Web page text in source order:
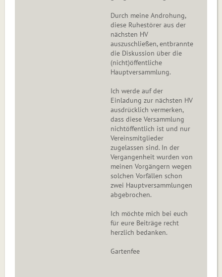
Durch meine Androhung,
diese Ruhestörer aus der
nächsten HV
auszuschließen, entbrannte
die Diskussion über die
(nicht)öffentliche
Hauptversammlung.
Ich werde auf der
Einladung zur nächsten HV
ausdrücklich vermerken,
dass diese Versammlung
nichtöffentlich ist und nur
Vereinsmitglieder
zugelassen sind. In der
Vergangenheit wurden von
meinen Vorgängern wegen
solchen Vorfällen schon
zwei Hauptversammlungen
abgebrochen.
Ich möchte mich bei euch
für eure Beiträge recht
herzlich bedanken.
Gartenfee